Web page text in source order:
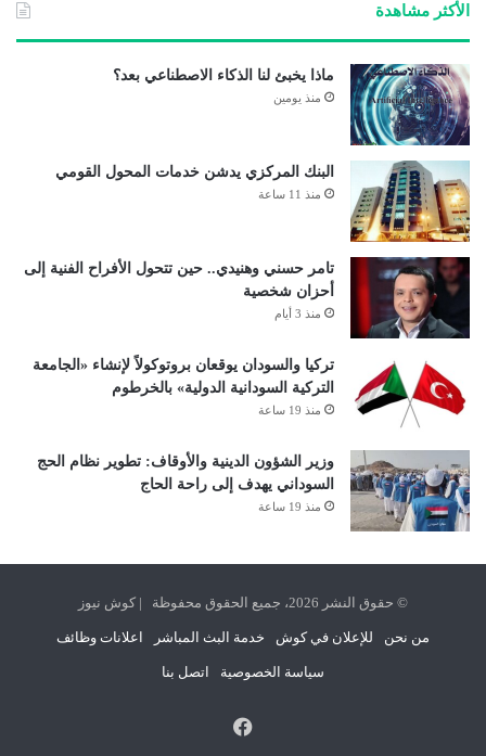
الأكثر مشاهدة
ماذا يخبئ لنا الذكاء الاصطناعي بعد؟
منذ يومين
البنك المركزي يدشن خدمات المحول القومي
منذ 11 ساعة
تامر حسني وهنيدي.. حين تتحول الأفراح الفنية إلى
أحزان شخصية
منذ 3 أيام
تركيا والسودان يوقعان بروتوكولاً لإنشاء «الجامعة
التركية السودانية الدولية» بالخرطوم
منذ 19 ساعة
وزير الشؤون الدينية والأوقاف: تطوير نظام الحج
السوداني يهدف إلى راحة الحاج
منذ 19 ساعة
© حقوق النشر 2026، جميع الحقوق محفوظة | كوش نيوز
من نحن للإعلان في كوش خدمة البث المباشر اعلانات وظائف
سياسة الخصوصية اتصل بنا